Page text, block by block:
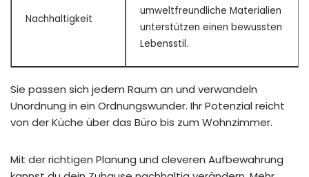
Nachhaltigkeit
umweltfreundliche Materialien
unterstützen einen bewussten
Lebensstil.
Sie passen sich jedem Raum an und verwandeln
Unordnung in ein Ordnungswunder. Ihr Potenzial reicht
von der Küche über das Büro bis zum Wohnzimmer.
Mit der richtigen Planung und cleveren Aufbewahrung